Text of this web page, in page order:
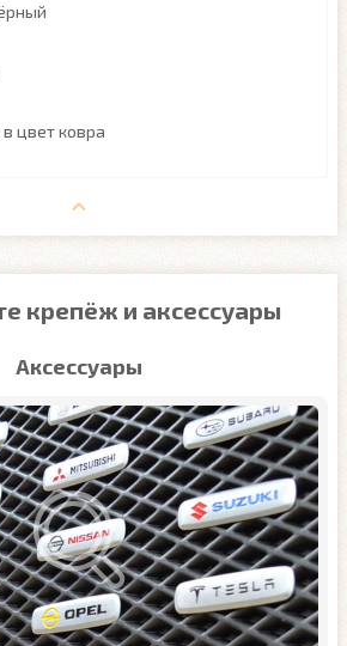
цвет ковра
крепёж и аксессуары
Аксессуары